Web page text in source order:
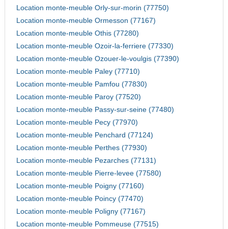
Location monte-meuble Orly-sur-morin (77750)
Location monte-meuble Ormesson (77167)
Location monte-meuble Othis (77280)
Location monte-meuble Ozoir-la-ferriere (77330)
Location monte-meuble Ozouer-le-voulgis (77390)
Location monte-meuble Paley (77710)
Location monte-meuble Pamfou (77830)
Location monte-meuble Paroy (77520)
Location monte-meuble Passy-sur-seine (77480)
Location monte-meuble Pecy (77970)
Location monte-meuble Penchard (77124)
Location monte-meuble Perthes (77930)
Location monte-meuble Pezarches (77131)
Location monte-meuble Pierre-levee (77580)
Location monte-meuble Poigny (77160)
Location monte-meuble Poincy (77470)
Location monte-meuble Poligny (77167)
Location monte-meuble Pommeuse (77515)